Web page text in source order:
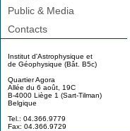
Public & Media
Contacts
Institut d'Astrophysique et
de Géophysique (Bât. B5c)
Quartier Agora
Allée du 6 août, 19C
B-4000 Liège 1 (Sart-Tilman)
Belgique
Tel.: 04.366.9779
Fax: 04.366.9729